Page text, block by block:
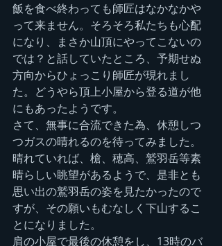
飯を食べ終わっても師匠はなかなかや
って来ません。そろそろ私たちも心配
になり、まさか山頂にやってこないの
では？と話していたところ、予期せぬ
方向からひょっこり師匠が現れまし
た。どうやら頂上小屋から登る道が他
にもあったようです。
さて、無事に合流できた為、休憩しつ
つガスの晴れるのを待ってみました。
晴れていれば、槍、穂高、鷲羽岳等素
晴らしい眺望があるようで、是非とも
思い出の鷲羽岳の姿を見たかったので
すが、その願いもむなしく下山するこ
とになりました。
肩の小屋で最後の休憩をし、13時のバ